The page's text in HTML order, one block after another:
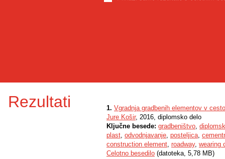
Rezultati 1. Vgradnja gradbenih elementov v cesto
Jure Košir, 2016, diplomsko delo
Ključne besede: gradbeništvo,
plast, odvodnjavanje, posteljica,
construction element, roadway, wearing
Celotno besedilo (datoteka, 5,78 MB)